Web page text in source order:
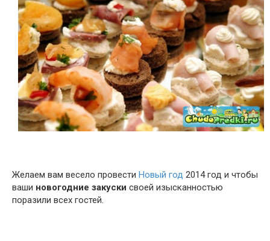
Желаем вам весело провести Новый год 2014 год и чтобы
ваши новогодние закуски своей изысканностью
поразили всех гостей.